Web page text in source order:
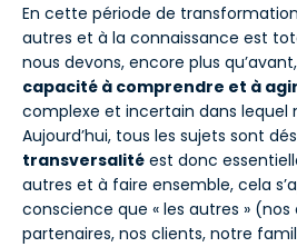
En cette période de
autres et à la connaissance est
nous devons, encore plus qu’avant,
capacité à comprendre et à agir
complexe et incertain dans lequel
Aujourd’hui, tous les sujets sont
transversalité est donc
autres et à faire ensemble, cela
conscience que « les autres » (nos
partenaires, nos clients, notre